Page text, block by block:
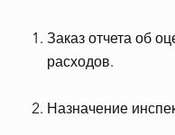
Заказ отчета об
расходов.
Назначение